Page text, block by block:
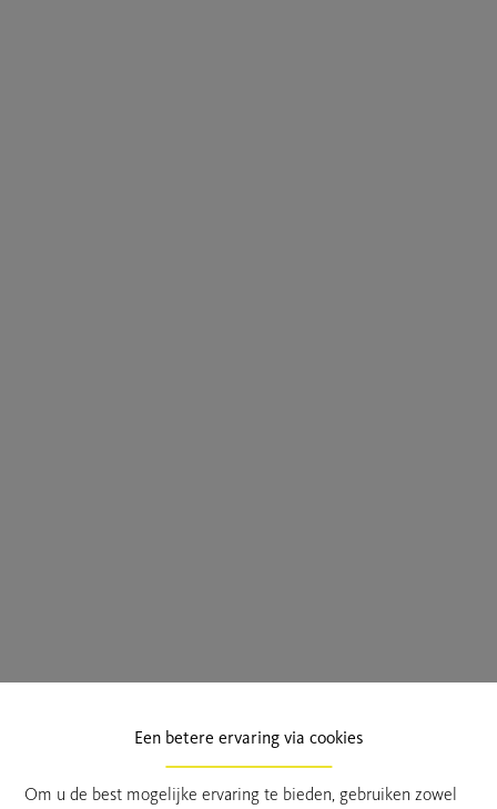
Een betere ervaring via cookies
Om u de best mogelijke ervaring te bieden, gebruiken zowel